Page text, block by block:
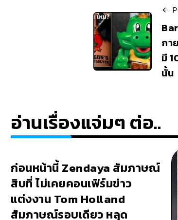
กา
มี
นั้น
อ่านเรื่องแจ่มๆ ต่อ..
ก่อนหน้านี้ Zendaya สัมภาษณ์
สิบที่ ไม่เคยคอนเฟิร์มข่าว
แต่งงาน Tom Holland
สัมภาษณ์รอบเดียว หลุด